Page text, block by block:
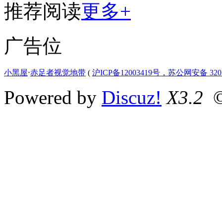
推荐阅读更多+
广告位
小黑屋⋅赤足者视觉地带 ( 沪ICP备12003419号，苏公网安备
Powered by Discuz! X3.2